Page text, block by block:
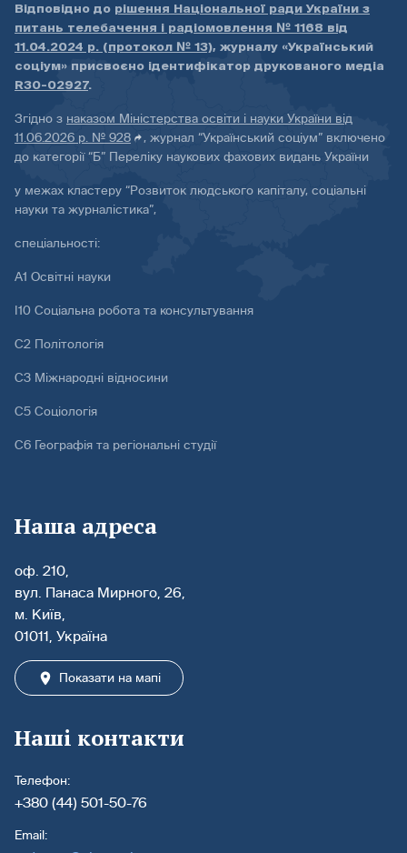
Відповідно до рішення Національної ради України з
питань телебачення і радіомовлення № 1168 від
11.04.2024 р. (протокол № 13), журналу «Український
соціум» присвоєно ідентифікатор друкованого медіа
R30-02927.
Згідно з наказом Міністерства освіти і науки України від
11.06.2026 р. № 928
, журнал “Український соціум” включено
до категорії “Б” Переліку наукових фахових видань України
у межах кластеру “Розвиток людського капіталу, соціальні
науки та журналістика”,
спеціальності:
А1 Освітні науки
І10 Соціальна робота та консультування
С2 Політологія
С3 Міжнародні відносини
С5 Соціологія
С6 Географія та регіональні студії
Наша адреса
оф. 210,
вул. Панаса Мирного, 26,
м. Київ,
01011, Україна
Показати на мапі
Наші контакти
Телефон:
+380 (44) 501-50-76
Email: